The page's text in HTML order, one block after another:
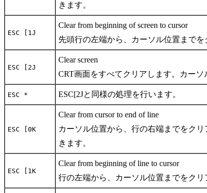
きます。
ESC [1J
Clear from beginning of screen to cursor
先頭行の左端から、カーソル位置まで
ESC [2J
Clear screen
CRT画面をすべてクリアします。カーソ
ESC * ESC[2Jと同様の処理を行います。
ESC [0K
Clear from cursor to end of line
カーソル位置から、行の右端までをク
きます。
ESC [1K
Clear from beginning of line to cursor
行の左端から、カーソル位置までをク